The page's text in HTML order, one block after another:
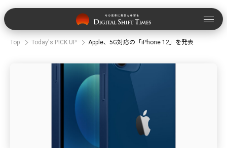
Top Today's PICK UP Apple、5G対応の「iPhone 12」を発表